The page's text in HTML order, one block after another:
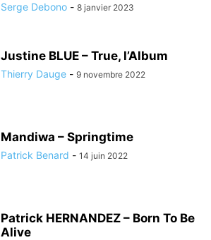
Serge Debono - 8 janvier 2023
Justine BLUE – True, l’Album
Thierry Dauge - 9 novembre 2022
Mandiwa – Springtime
Patrick Benard - 14 juin 2022
Patrick HERNANDEZ – Born To Be
Alive